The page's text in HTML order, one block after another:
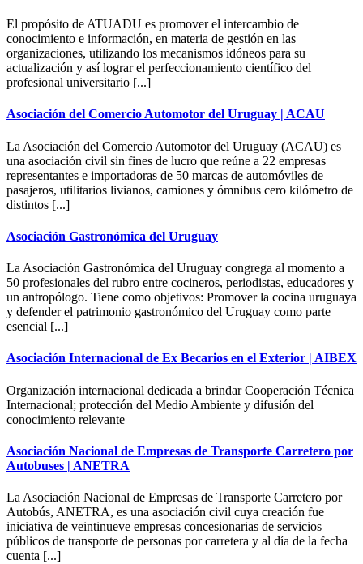
El propósito de ATUADU es promover el intercambio de
conocimiento e información, en materia de gestión en las
organizaciones, utilizando los mecanismos idóneos para su
actualización y así lograr el perfeccionamiento científico del
profesional universitario [...]
Asociación del Comercio Automotor del Uruguay | ACAU
La Asociación del Comercio Automotor del Uruguay (ACAU) es
una asociación civil sin fines de lucro que reúne a 22 empresas
representantes e importadoras de 50 marcas de automóviles de
pasajeros, utilitarios livianos, camiones y ómnibus cero kilómetro de
distintos [...]
Asociación Gastronómica del Uruguay
La Asociación Gastronómica del Uruguay congrega al momento a
50 profesionales del rubro entre cocineros, periodistas, educadores y
un antropólogo. Tiene como objetivos: Promover la cocina uruguaya
y defender el patrimonio gastronómico del Uruguay como parte
esencial [...]
Asociación Internacional de Ex Becarios en el Exterior | AIBEX
Organización internacional dedicada a brindar Cooperación Técnica
Internacional; protección del Medio Ambiente y difusión del
conocimiento relevante
Asociación Nacional de Empresas de Transporte Carretero por
Autobuses | ANETRA
La Asociación Nacional de Empresas de Transporte Carretero por
Autobús, ANETRA, es una asociación civil cuya creación fue
iniciativa de veintinueve empresas concesionarias de servicios
públicos de transporte de personas por carretera y al día de la fecha
cuenta [...]